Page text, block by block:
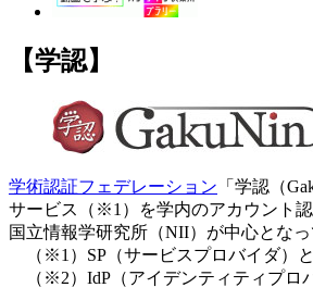
【学認】
学術認証フェデレーション 「学認（
サービス（※1）を学内のアカウント
国立情報学研究所（NII）が中心となっ
（※1）SP（サービスプロバイダ）と
（※2）IdP（アイデンティティプロ